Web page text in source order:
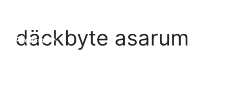
innehålldäckbyte asarum